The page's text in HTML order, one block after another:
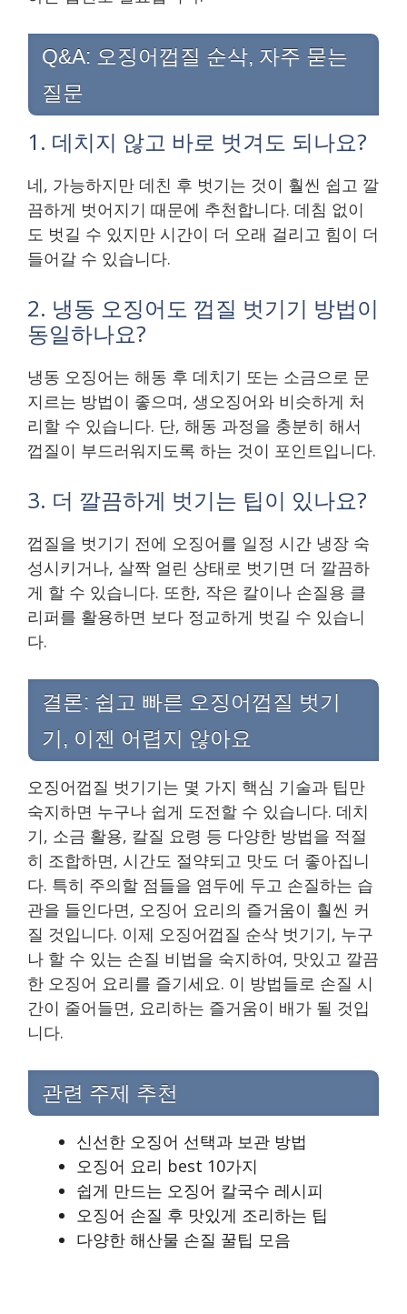
Q&A: 오징어껍질 순삭, 자주 묻는
질문
1. 데치지 않고 바로 벗겨도 되나요?
네, 가능하지만 데친 후 벗기는 것이 훨씬 쉽고 깔
끔하게 벗어지기 때문에 추천합니다. 데침 없이
도 벗길 수 있지만 시간이 더 오래 걸리고 힘이 더
들어갈 수 있습니다.
2. 냉동 오징어도 껍질 벗기기 방법이
동일하나요?
냉동 오징어는 해동 후 데치기 또는 소금으로 문
지르는 방법이 좋으며, 생오징어와 비슷하게 처
리할 수 있습니다. 단, 해동 과정을 충분히 해서
껍질이 부드러워지도록 하는 것이 포인트입니다.
3. 더 깔끔하게 벗기는 팁이 있나요?
껍질을 벗기기 전에 오징어를 일정 시간 냉장 숙
성시키거나, 살짝 얼린 상태로 벗기면 더 깔끔하
게 할 수 있습니다. 또한, 작은 칼이나 손질용 클
리퍼를 활용하면 보다 정교하게 벗길 수 있습니
다.
결론: 쉽고 빠른 오징어껍질 벗기
기, 이젠 어렵지 않아요
오징어껍질 벗기기는 몇 가지 핵심 기술과 팁만
숙지하면 누구나 쉽게 도전할 수 있습니다. 데치
기, 소금 활용, 칼질 요령 등 다양한 방법을 적절
히 조합하면, 시간도 절약되고 맛도 더 좋아집니
다. 특히 주의할 점들을 염두에 두고 손질하는 습
관을 들인다면, 오징어 요리의 즐거움이 훨씬 커
질 것입니다. 이제 오징어껍질 순삭 벗기기, 누구
나 할 수 있는 손질 비법을 숙지하여, 맛있고 깔끔
한 오징어 요리를 즐기세요. 이 방법들로 손질 시
간이 줄어들면, 요리하는 즐거움이 배가 될 것입
니다.
관련 주제 추천
신선한 오징어 선택과 보관 방법
오징어 요리 best 10가지
쉽게 만드는 오징어 칼국수 레시피
오징어 손질 후 맛있게 조리하는 팁
다양한 해산물 손질 꿀팁 모음